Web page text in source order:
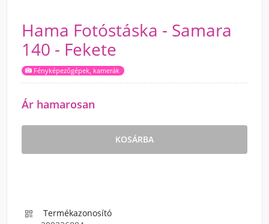
Hama Fotóstáska - Samara
140 - Fekete
Fényképezőgépek, kamerák
Ár hamarosan
KOSÁRBA

Termékazonosító